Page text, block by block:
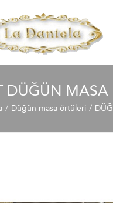
DÜĞÜN MASA
Düğün masa örtüleri